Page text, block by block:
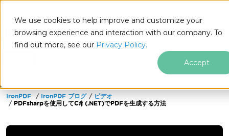
We use cookies to help improve and customize your
browsing experience and interaction with our company. To
find out more, see our Privacy Policy.
Accept
フッターコンテンツにスキップ
IronPDF IronPDF ブログ
ビデオ
PDFsharpを使用してC# (.NET)でPDFを生成する方法